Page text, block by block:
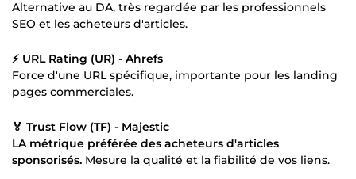
Alternative au DA, très regardée par les professionnels
SEO et les acheteurs d'articles.
⚡ URL Rating (UR) - Ahrefs
Force d'une URL spécifique, importante pour les landing
pages commerciales.
🏅 Trust Flow (TF) - Majestic
LA métrique préférée des acheteurs d'articles
sponsorisés. Mesure la qualité et la fiabilité de vos liens.